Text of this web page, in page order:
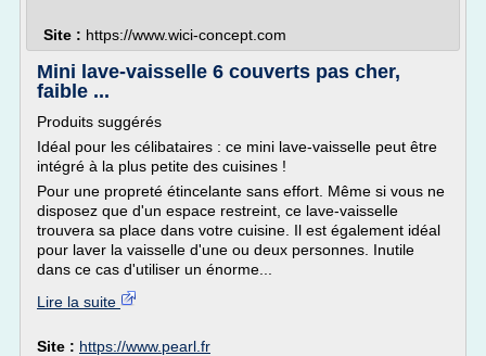
Site : https://www.wici-concept.com
Mini lave-vaisselle 6 couverts pas cher,
faible ...
Produits suggérés
Idéal pour les célibataires : ce mini lave-vaisselle peut être
intégré à la plus petite des cuisines !
Pour une propreté étincelante sans effort. Même si vous ne
disposez que d'un espace restreint, ce lave-vaisselle
trouvera sa place dans votre cuisine. Il est également idéal
pour laver la vaisselle d'une ou deux personnes. Inutile
dans ce cas d'utiliser un énorme...
Lire la suite
Site : https://www.pearl.fr